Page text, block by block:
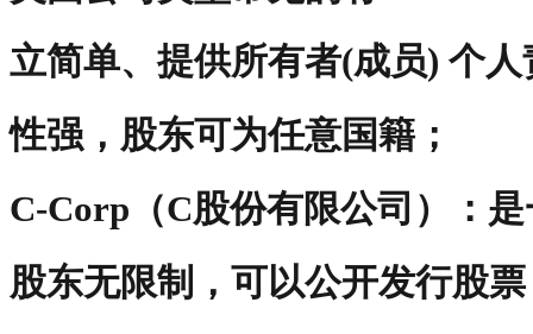
立简单、提供所有者(成员) 个
性强，股东可为任意国籍；
C-Corp（C股份有限公司）：
股东无限制，可以公开发行股